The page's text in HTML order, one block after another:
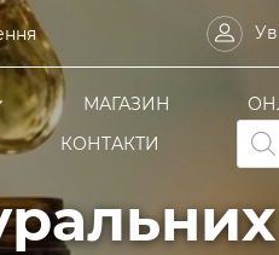
МАГАЗИН
КОНТАКТИ